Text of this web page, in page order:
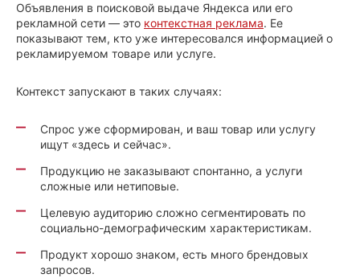
Объявления в поисковой выдаче Яндекса или его
рекламной сети — это контекстная реклама. Ее
показывают тем, кто уже интересовался информацией о
рекламируемом товаре или услуге.
Контекст запускают в таких случаях:
Спрос уже сформирован, и ваш товар или услугу
ищут «здесь и сейчас».
Продукцию не заказывают спонтанно, а услуги
сложные или нетиповые.
Целевую аудиторию сложно сегментировать по
социально-демографическим характеристикам.
Продукт хорошо знаком, есть много брендовых
запросов.